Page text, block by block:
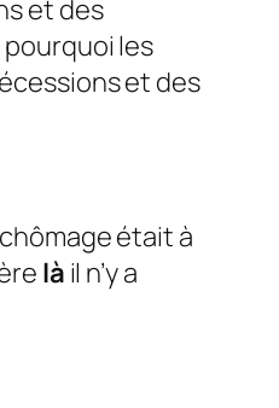
et des
les
et des
était à
là il n’y a